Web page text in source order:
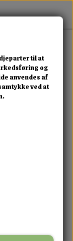
til at
og
anvendes af
ved at